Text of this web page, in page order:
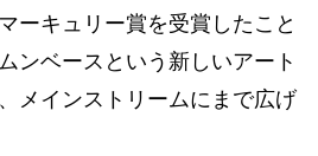
ーキュリー賞を受賞したこと
ンベースという新しいアート
メインストリームにまで広げ